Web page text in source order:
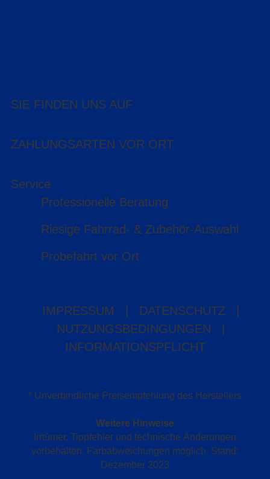
SIE FINDEN UNS AUF
ZAHLUNGSARTEN VOR ORT
Service
Professionelle Beratung
Riesige Fahrrad- & Zubehör-Auswahl
Probefahrt vor Ort
IMPRESSUM DATENSCHUTZ
NUTZUNGSBEDINGUNGEN
INFORMATIONSPFLICHT
* Unverbindliche Preisempfehlung des Herstellers
Weitere Hinweise
Irrtümer, Tippfehler und technische Änderungen
vorbehalten. Farbabweichungen möglich. Stand:
Dezember 2023